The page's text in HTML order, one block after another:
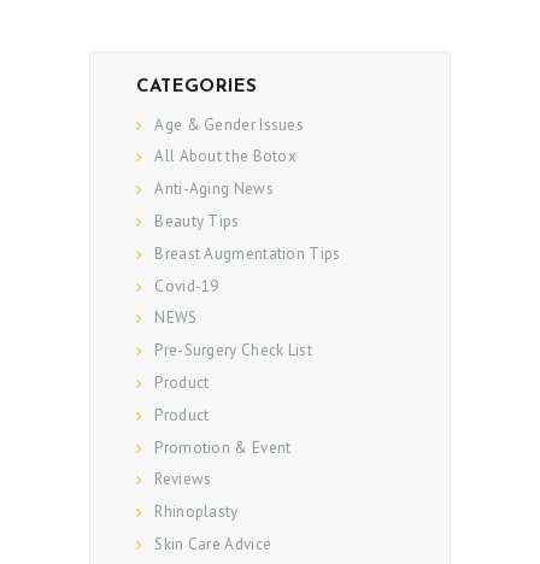
CATEGORIES
Age & Gender Issues
All About the Botox
Anti-Aging News
Beauty Tips
Breast Augmentation Tips
Covid-19
NEWS
Pre-Surgery Check List
Product
Product
Promotion & Event
Reviews
Rhinoplasty
Skin Care Advice